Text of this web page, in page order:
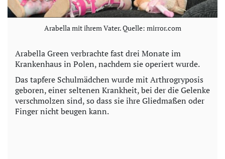
Arabella mit ihrem Vater. Quelle: mirror.com
Arabella Green verbrachte fast drei Monate im
Krankenhaus in Polen, nachdem sie operiert wurde.
Das tapfere Schulmädchen wurde mit Arthrogryposis
geboren, einer seltenen Krankheit, bei der die Gelenke
verschmolzen sind, so dass sie ihre Gliedmaßen oder
Finger nicht beugen kann.